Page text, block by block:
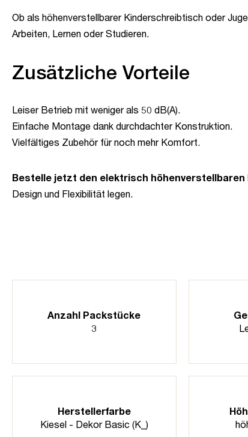
Ob als höhenverstellbarer Kinderschreibtisch oder
Arbeiten, Lernen oder Studieren.
Zusätzliche Vorteile
Leiser Betrieb mit weniger als 50 dB(A).
Einfache Montage dank durchdachter Konstruktion.
Vielfältiges Zubehör für noch mehr Komfort.
Bestelle jetzt den elektrisch höhenverstellbaren
Design und Flexibilität legen.
Anzahl Packstücke
3
Herstellerfarbe
Kiesel - Dekor Basic (K_)